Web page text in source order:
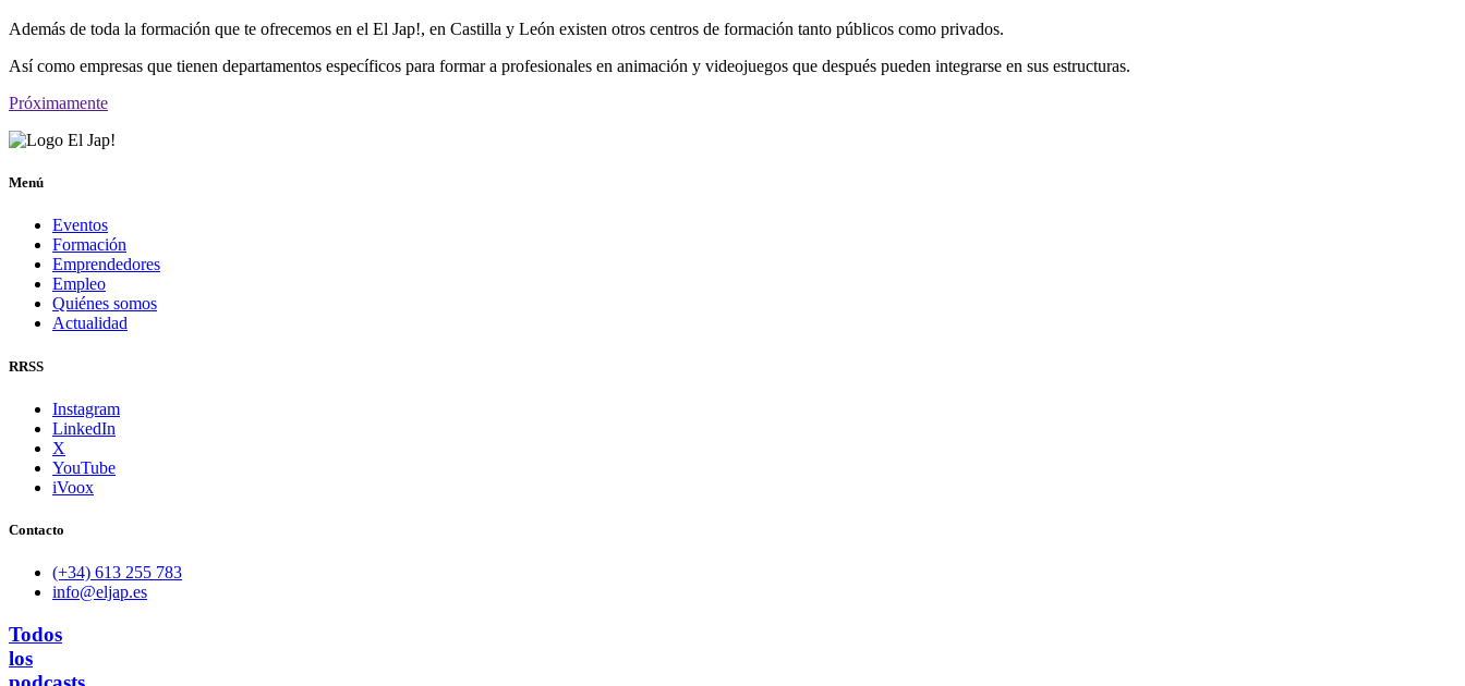
Además de toda la formación que te ofrecemos en el El Jap!, en Castilla y León existen otros centros de formación tanto públicos como privados.
Así como empresas que tienen departamentos específicos para formar a profesionales en animación y videojuegos que después pueden integrarse en sus estructuras.
Próximamente
Menú
Eventos
Formación
Emprendedores
Empleo
Quiénes somos
Actualidad
RRSS
Instagram
LinkedIn
X
YouTube
iVoox
Contacto
(+34) 613 255 783
info@eljap.es
Todos
los